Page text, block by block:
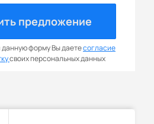
предложение
форму Вы даетесогласие
своих персональных данных